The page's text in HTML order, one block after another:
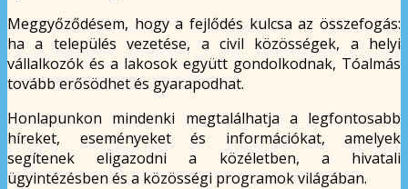
Meggyőződésem, hogy a fejlődés kulcsa az összefogás:
ha a település vezetése, a civil közösségek, a helyi
vállalkozók és a lakosok együtt gondolkodnak, Tóalmás
tovább erősödhet és gyarapodhat.
Honlapunkon mindenki megtalálhatja a legfontosabb
híreket, eseményeket és információkat, amelyek
segítenek eligazodni a közéletben, a hivatali
ügyintézésben és a közösségi programok világában.